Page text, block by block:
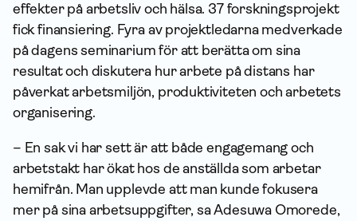
effekter på arbetsliv och hälsa. 37 forsknings­projekt
fick finansiering. Fyra av projektledarna medverkade
på dagens seminarium för att berätta om sina
resultat och diskutera hur arbete på distans har
påverkat arbetsmiljön, produktiviteten och arbetets
organisering.
– En sak vi har sett är att både engagemang och
arbetstakt har ökat hos de anställda som arbetar
hemifrån. Man upplevde att man kunde fokusera
mer på sina arbetsuppgifter, sa Adesuwa Omorede,